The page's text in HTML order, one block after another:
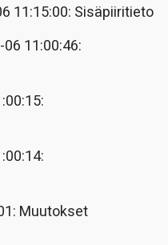
11:15:00: Sisäpiiritieto
11:00:46:
Muutokset